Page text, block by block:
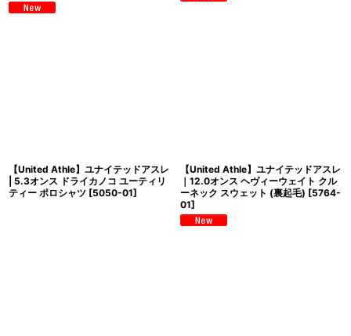
【United Athle】ユナイテッドアスレ
| 5.3オンス ドライカノコ ユーティリ
ティー ポロシャツ [5050-01]
【United Athle】ユナイテッドアスレ
｜12.0オンス ヘヴィーウェイト クル
ーネック スウェット (裏起毛) [5764-
01]